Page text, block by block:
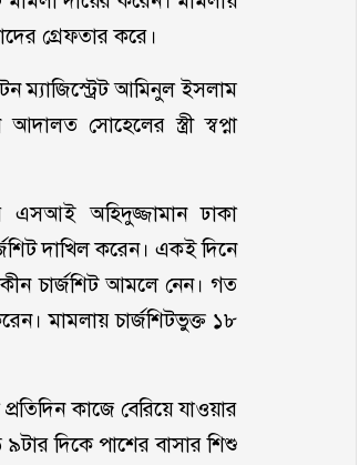
গ্রেফতার করে।
ম্যাজিস্ট্রেট আমিনুল ইসলাম
সোহেলের স্ত্রী স্বপ্না
এসআই অহিদুজ্জামান ঢাকা
দাখিল করেন। একই দিনে
চার্জশিট আমলে নেন। গত
মামলায় চার্জশিটভুক্ত ১৮
কাজে বেরিয়ে যাওয়ার
দিকে পাশের বাসার শিশু